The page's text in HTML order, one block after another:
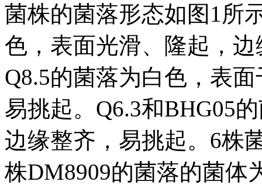
菌株的菌落形态如图1所
色，表面光滑、隆起，
Q8.5的菌落为白色，表
易挑起。Q6.3和BHG05
边缘整齐，易挑起。6株
株DM8909的菌落的菌体